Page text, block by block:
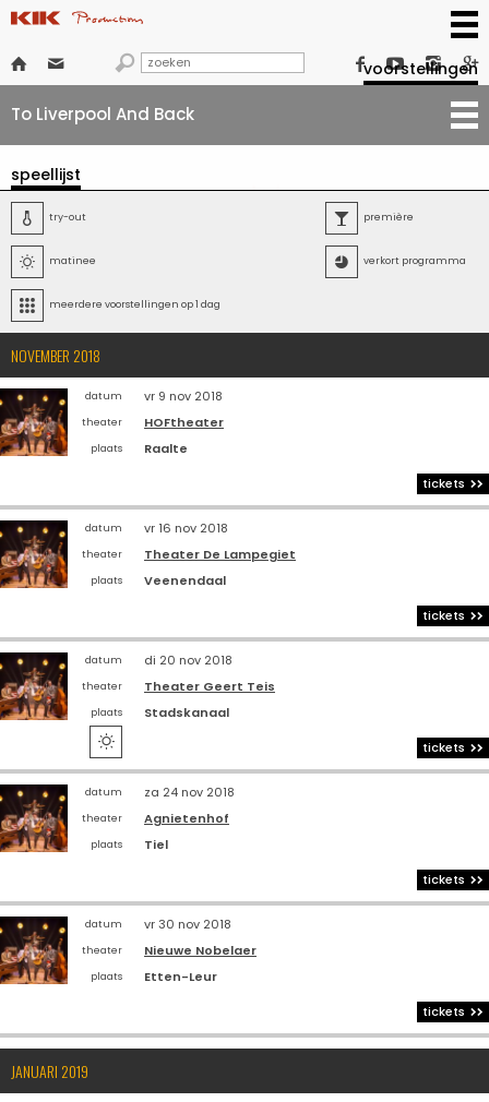
      
voorstellingen
To Liverpool And Back
speellijst
 try-out  première
 matinee  verkort programma
 meerdere voorstellingen op 1 dag
NOVEMBER 2018
datum vr 9 nov 2018
theater HOFtheater
plaats
Raalte
tickets
datum vr 16 nov 2018
theater Theater De Lampegiet
plaats
Veenendaal
tickets
datum di 20 nov 2018
theater Theater Geert Teis
plaats Stadskanaal
 tickets
datum za 24 nov 2018
theater Agnietenhof
plaats
Tiel
tickets
datum vr 30 nov 2018
theater Nieuwe Nobelaer
plaats
Etten-Leur
tickets
JANUARI 2019